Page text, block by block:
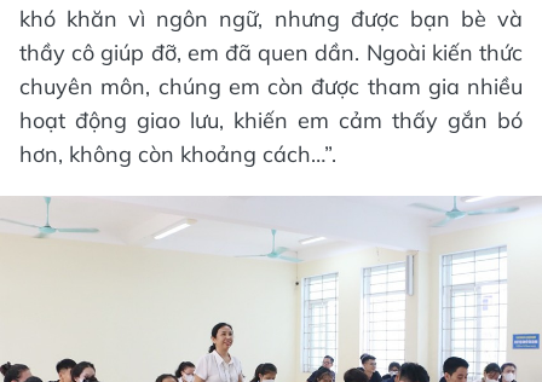
khó khăn vì ngôn ngữ, nhưng được bạn bè và
thầy cô giúp đỡ, em đã quen dần. Ngoài kiến thức
chuyên môn, chúng em còn được tham gia nhiều
hoạt động giao lưu, khiến em cảm thấy gắn bó
hơn, không còn khoảng cách…”.